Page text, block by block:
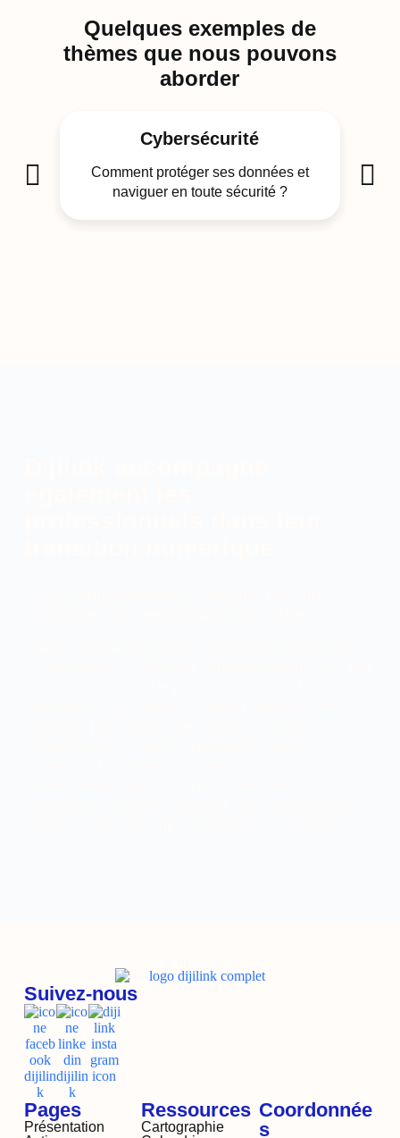
Quelques exemples de
thèmes que nous pouvons
aborder
Cybersécurité
Comment protéger ses données et
naviguer en toute sécurité ?
Suivez-nous
Pages
Présentation
Ressources
Cartographie
Coordonnée
s